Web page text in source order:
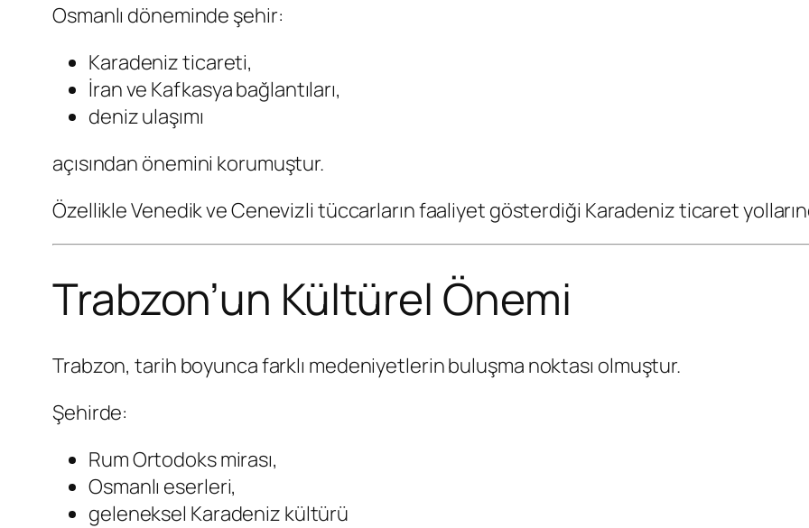
Osmanlı döneminde şehir:
Karadeniz ticareti,
İran ve Kafkasya bağlantıları,
deniz ulaşımı
açısından önemini korumuştur.
Özellikle Venedik ve Cenevizli tüccarların faaliyet gösterdiği Karadeniz ticaret
Trabzon’un Kültürel Önemi
Trabzon, tarih boyunca farklı medeniyetlerin buluşma noktası olmuştur.
Şehirde:
Rum Ortodoks mirası,
Osmanlı eserleri,
geleneksel Karadeniz kültürü